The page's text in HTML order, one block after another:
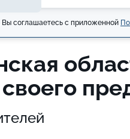
соглашаетесь с приложенной